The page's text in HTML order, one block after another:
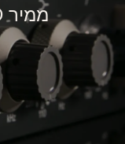
ממיר A/D מבוסס קוונטום